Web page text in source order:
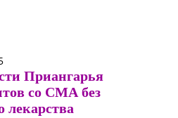
Приангарья
со СМА без
лекарства